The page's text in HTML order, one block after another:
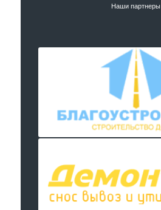
Наши партнеры